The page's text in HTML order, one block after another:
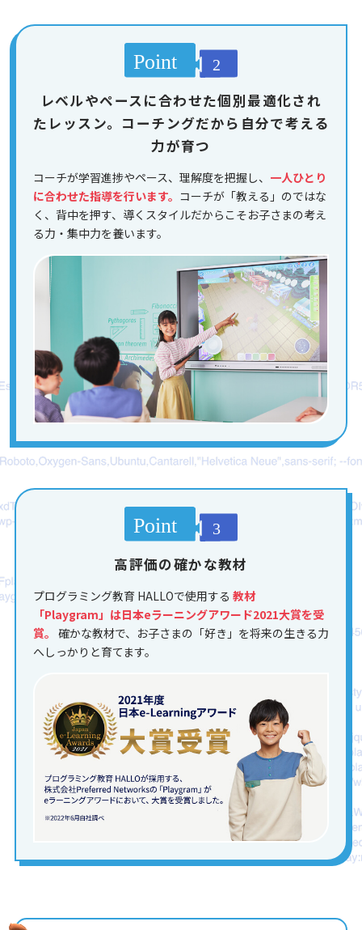
レベルやペースに合わせた個別最適化され
たレッスン。コーチングだから自分で考える
力が育つ
コーチが学習進捗やペース、理解度を把握し、 一人ひとり
に合わせた指導を行います。 コーチが「教える」のではな
く、背中を押す、導くスタイルだからこそお子さまの考え
る力・集中力を養います。
高評価の確かな教材
プログラミング教育 HALLOで使用する 教材
「Playgram」は日本eラーニングアワード2021大賞を受
賞。 確かな教材で、お子さまの「好き」を将来の生きる力
へしっかりと育てます。